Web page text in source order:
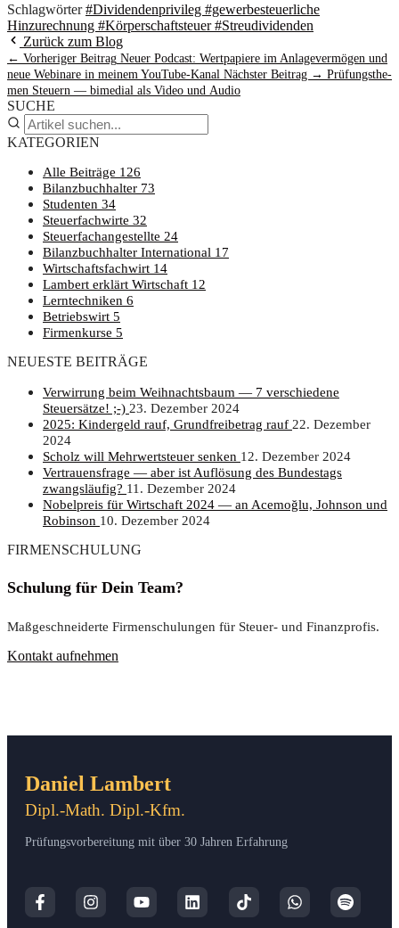
Schlagwörter #Dividendenprivileg #gewerbesteuerliche
Hinzurechnung #Körperschaftsteuer#Streudividenden
Zurück zum Blog
← Vorheriger Beitrag Neu­er Pod­cast: Wert­pa­pie­re im Anla­ge­ver­mö­gen und
neue Web­i­na­re in mei­nem YouTube-Kanal Nächster Beitrag → Prü­fungs­the­
men Steu­ern — bime­di­al als Video und Audio
SUCHE
KATEGORIEN
Alle Beiträge 126
Bilanzbuchhalter 73
Studenten 34
Steuerfachwirte 32
Steuerfachangestellte 24
Bilanzbuchhalter International 17
Wirtschaftsfachwirt 14
Lambert erklärt Wirtschaft 12
Lerntechniken 6
Betriebswirt 5
Firmenkurse 5
NEUESTE BEITRÄGE
Ver­wir­rung beim Weih­nachts­baum — 7 ver­schie­de­ne
Steuersätze! ;-) 23. Dezember 2024
2025: Kin­der­geld rauf, Grund­frei­be­trag rauf 22. Dezember
2024
Scholz will Mehr­wert­steu­er senken 12. Dezember 2024
Ver­trau­ens­fra­ge — aber ist Auf­lö­sung des Bun­des­tags
zwangsläufig? 11. Dezember 2024
Nobel­preis für Wirt­schaft 2024 — an Ace­moğ­lu, John­son und
Robinson 10. Dezember 2024
FIRMENSCHULUNG
Schulung für Dein Team?
Maßgeschneiderte Firmenschulungen für Steuer- und Finanzprofis.
Kontakt aufnehmen
Daniel Lambert
Dipl.-Math. Dipl.-Kfm.
Prüfungsvorbereitung mit über 30 Jahren Erfahrung